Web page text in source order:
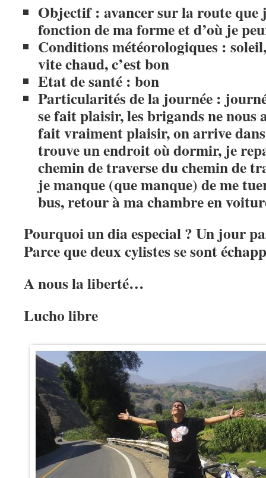
Objectif : avancer sur la route que
fonction de ma forme et d’où je
Conditions météorologiques :
vite chaud, c’est bon
Etat de santé : bon
Particularités de la journée :
se fait plaisir, les brigands ne nous
fait vraiment plaisir, on arrive
trouve un endroit où dormir, je
chemin de traverse du chemin de
je manque (que manque) de me
bus, retour à ma chambre en
Pourquoi un dia especial ? Un jour
Parce que deux cylistes se sont
A nous la liberté…
Lucho libre